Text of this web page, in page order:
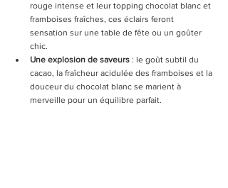
rouge intense et leur topping chocolat blanc et
framboises fraîches, ces éclairs feront
sensation sur une table de fête ou un goûter
chic.
Une explosion de saveurs : le goût subtil du
cacao, la fraîcheur acidulée des framboises et la
douceur du chocolat blanc se marient à
merveille pour un équilibre parfait.